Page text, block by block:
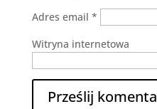
Adres email *
Witryna internetowa